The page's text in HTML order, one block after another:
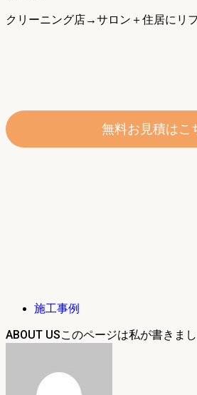
クリーニング店→サロン＋住居にリ
無料お見積はこ
施工事例
ABOUT US